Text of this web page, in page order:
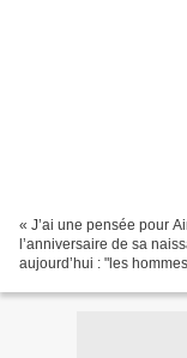
« J’ai une pensée pour
l’anniversaire de sa
aujourd’hui : "les